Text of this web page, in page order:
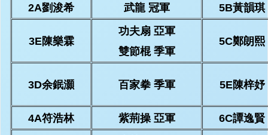
2A劉浚希 武龍 冠軍 5B黃韻琪
3E陳樂霖
功夫扇 亞軍
雙節棍 季軍
5C鄭朗熙
3D余鈱灝 百家拳 季軍 5E陳梓妤
4A符浩林 紫荊操 亞軍 6C譚逸賢